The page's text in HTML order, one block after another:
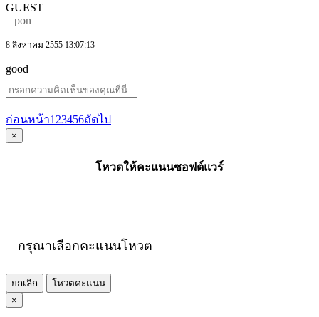
GUEST
pon
8 สิงหาคม 2555 13:07:13
good
ก่อนหน้า1 23456ถัดไป
×
โหวตให้คะแนนซอฟต์แวร์
กรุณาเลือกคะแนนโหวต
ยกเลิก
โหวตคะแนน
×